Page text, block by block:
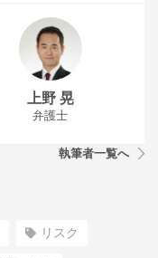
上野 晃
弁護士
執筆者一覧へ
リスク